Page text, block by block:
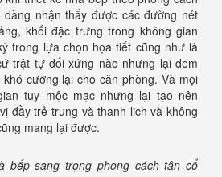
nhận thấy được các đường nét
khối đặc trưng trong không gian
trong lựa chọn họa tiết cũng như là
trật tự đối xứng nào nhưng lại đem
cưỡng lại cho căn phòng. Và mọi
tuy mộc mạc nhưng lại tạo nên
đầy trẻ trung và thanh lịch và không
mang lại được.
bếp sang trọng phong cách tân cổ